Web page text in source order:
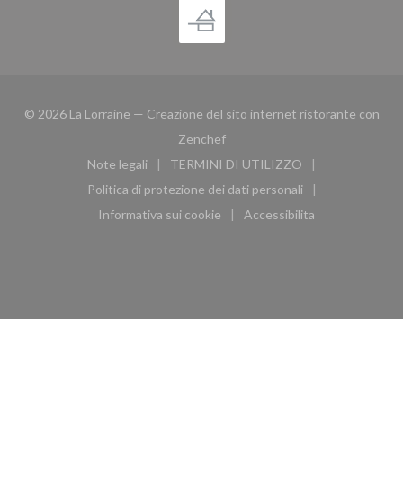
© 2026 La Lorraine — Creazione del sito internet ristorante con
Zenchef((apre una nuova finestra))
Note legali
((apre una nuova finestra))
TERMINI DI UTILIZZO
((apre una nuova finestra))
Politica di protezione dei dati personali
((apre una nuova finestra))
Informativa sui cookie
((apre una nuova finestra))
Accessibilita